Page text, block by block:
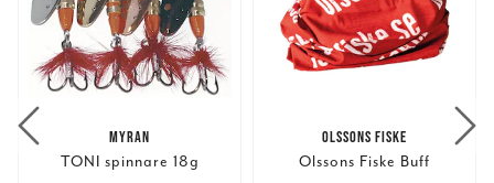
MYRAN
TONI spinnare 18g
OLSSONS FISKE
Olssons Fiske Buff